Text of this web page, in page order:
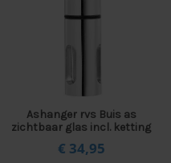
Ashanger rvs Buis as
zichtbaar glas incl. ketting
€ 34,95